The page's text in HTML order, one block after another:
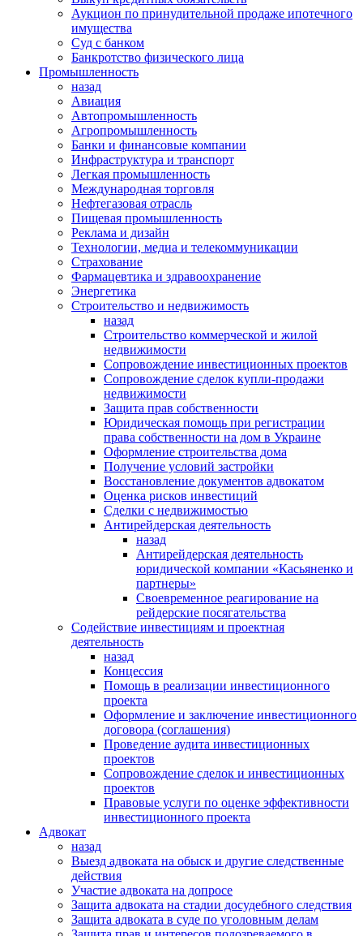
Аукцион по принудительной продаже ипотечного
имущества
Суд с банком
Банкротство физического лица
Промышленность
назад
Авиация
Автопромышленность
Агропромышленность
Банки и финансовые компании
Инфраструктура и транспорт
Легкая промышленность
Международная торговля
Нефтегазовая отрасль
Пищевая промышленность
Реклама и дизайн
Технологии, медиа и телекоммуникации
Страхование
Фармацевтика и здравоохранение
Энергетика
Строительство и недвижимость
назад
Строительство коммерческой и жилой
недвижимости
Сопровождение инвестиционных проектов
Сопровождение сделок купли-продажи
недвижимости
Защита прав собственности
Юридическая помощь при регистрации
права собственности на дом в Украине
Оформление строительства дома
Получение условий застройки
Восстановление документов адвокатом
Оценка рисков инвестиций
Сделки с недвижимостью
Антирейдерская деятельность
назад
Антирейдерская деятельность
юридической компании «Касьяненко и
партнеры»
Своевременное реагирование на
рейдерские посягательства
Содействие инвестициям и проектная
деятельность
назад
Концессия
Помощь в реализации инвестиционного
проекта
Оформление и заключение инвестиционного
договора (соглашения)
Проведение аудита инвестиционных
проектов
Сопровождение сделок и инвестиционных
проектов
Правовые услуги по оценке эффективности
инвестиционного проекта
Адвокат
назад
Выезд адвоката на обыск и другие следственные
действия
Участие адвоката на допросе
Защита адвоката на стадии досудебного следствия
Защита адвоката в суде по уголовным делам